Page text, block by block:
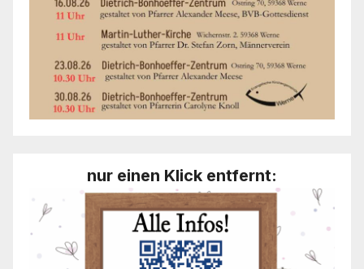
nur einen Klick entfernt: